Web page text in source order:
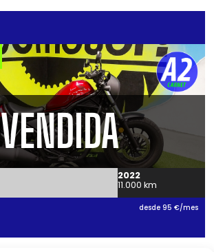
VENDIDA
2022
11.000 km
desde 95 €/mes